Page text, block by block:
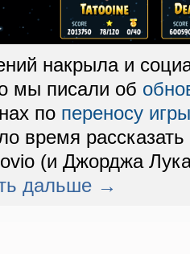
накрыла и
мы писали об
по переносу
время
(и Джорджа
дальше →